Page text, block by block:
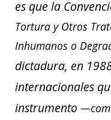
es que la
Tortura y Otros
Inhumanos o
dictadura, en
internacionales
instrumento